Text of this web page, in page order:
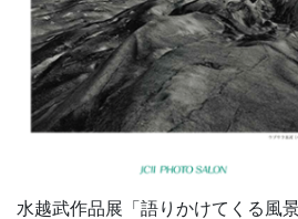
水越武作品展「語りかけてくる風